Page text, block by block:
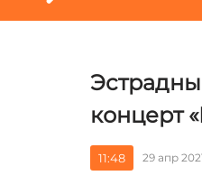
концерт
11:48 29 апр